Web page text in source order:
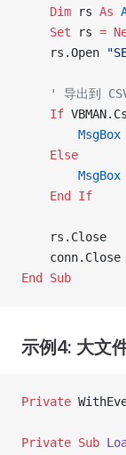
    Dim
rs As
    Set
rs =
    rs.Open
' 导出到
    If
        MsgBox
    Else
        MsgBox
    End If
    rs.Close
    conn.Close
End Sub
示例4: 大文
Private
Private Sub